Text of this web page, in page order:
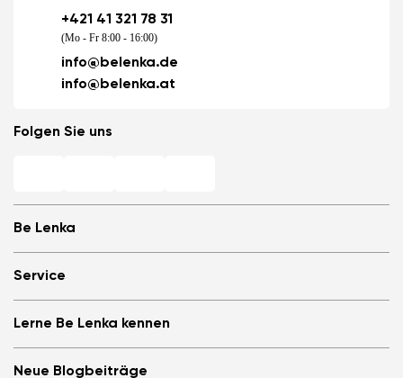
Be Lenka
Store Locator
Über uns
Be Lenka in den Medien
Cookies
Datenschutzinformationen
Service
Anmelden
Be Lenka empfehlen &amp; Geld verdienen
Allgemeine Geschäftsbedingungen, Umtausch und Widerrufsrecht
Lerne Be Lenka kennen
Neue Blogbeiträge
+421 41 321 78 31
(Mo - Fr 8:00 - 16:00)
info@belenka.de
info@belenka.at
Folgen Sie uns